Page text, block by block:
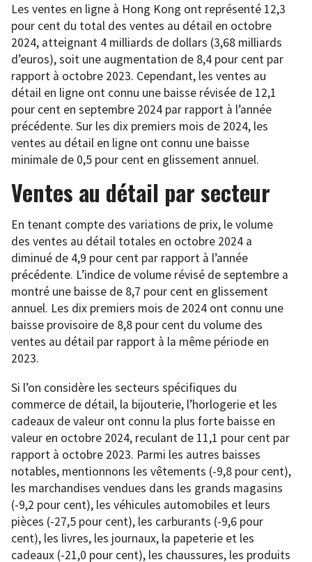
Les ventes en ligne à Hong Kong ont représenté 12,3
pour cent du total des ventes au détail en octobre
2024, atteignant 4 milliards de dollars (3,68 milliards
d’euros), soit une augmentation de 8,4 pour cent par
rapport à octobre 2023. Cependant, les ventes au
détail en ligne ont connu une baisse révisée de 12,1
pour cent en septembre 2024 par rapport à l’année
précédente. Sur les dix premiers mois de 2024, les
ventes au détail en ligne ont connu une baisse
minimale de 0,5 pour cent en glissement annuel.
Ventes au détail par secteur
En tenant compte des variations de prix, le volume
des ventes au détail totales en octobre 2024 a
diminué de 4,9 pour cent par rapport à l’année
précédente. L’indice de volume révisé de septembre a
montré une baisse de 8,7 pour cent en glissement
annuel. Les dix premiers mois de 2024 ont connu une
baisse provisoire de 8,8 pour cent du volume des
ventes au détail par rapport à la même période en
2023.
Si l’on considère les secteurs spécifiques du
commerce de détail, la bijouterie, l’horlogerie et les
cadeaux de valeur ont connu la plus forte baisse en
valeur en octobre 2024, reculant de 11,1 pour cent par
rapport à octobre 2023. Parmi les autres baisses
notables, mentionnons les vêtements (-9,8 pour cent),
les marchandises vendues dans les grands magasins
(-9,2 pour cent), les véhicules automobiles et leurs
pièces (-27,5 pour cent), les carburants (-9,6 pour
cent), les livres, les journaux, la papeterie et les
cadeaux (-21,0 pour cent), les chaussures, les produits